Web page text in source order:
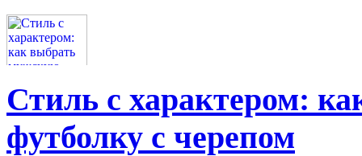
Стиль с характером:
футболку с черепом